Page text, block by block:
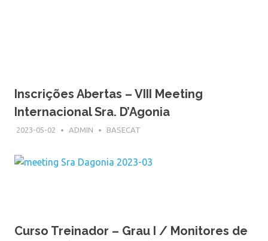
Inscrições Abertas – VIII Meeting
Internacional Sra. D’Agonia
2023-05-02 ADMIN BASECAT
Curso Treinador – Grau I / Monitores de